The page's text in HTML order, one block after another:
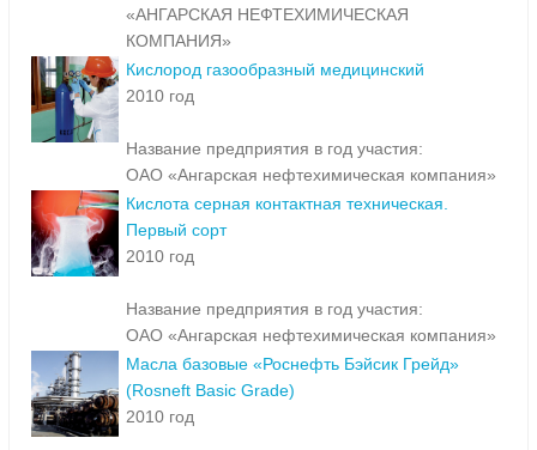
«АНГАРСКАЯ НЕФТЕХИМИЧЕСКАЯ
КОМПАНИЯ»
Кислород газообразный медицинский
2010 год
Название предприятия в год участия:
ОАО «Ангарская нефтехимическая компания»
Кислота серная контактная техническая.
Первый сорт
2010 год
Название предприятия в год участия:
ОАО «Ангарская нефтехимическая компания»
Масла базовые «Роснефть Бэйсик Грейд»
(Rosneft Basic Grade)
2010 год